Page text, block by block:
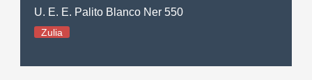
U. E. E. Palito Blanco Ner 550
Zulia